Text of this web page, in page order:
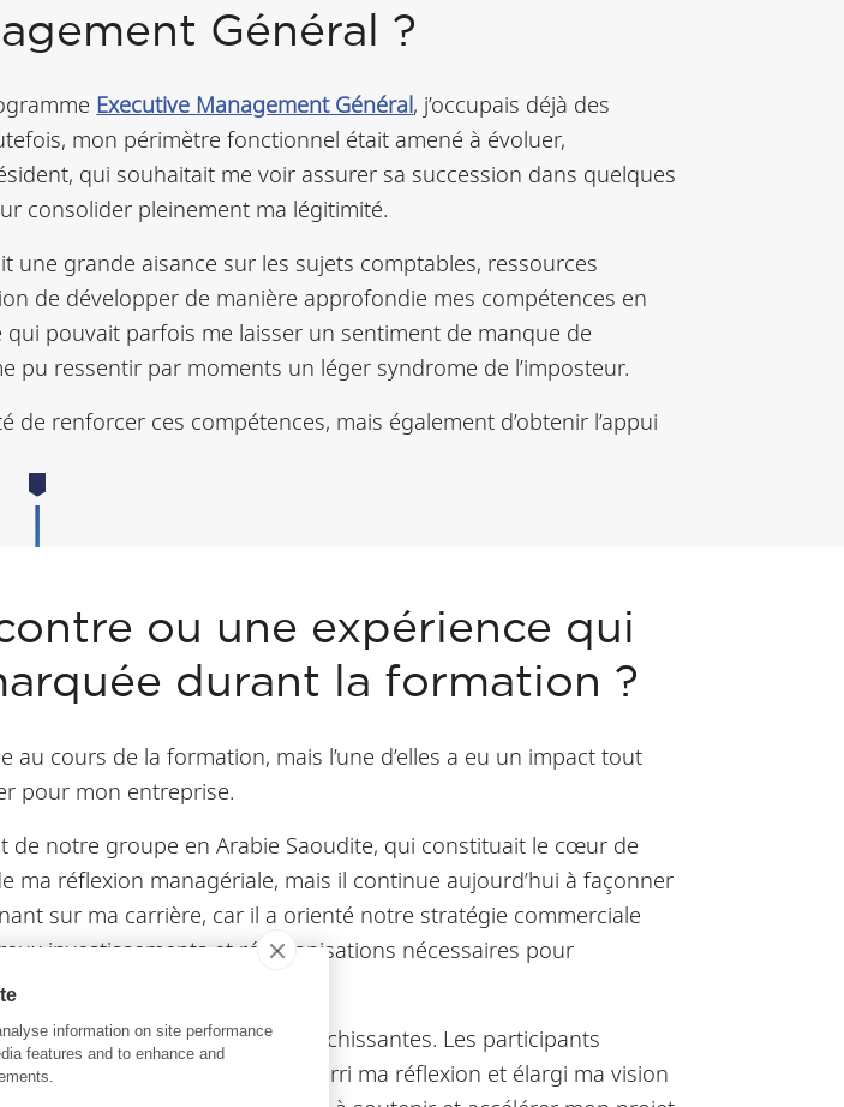
Général ?
Executive Management Général, j’occupais déjà des
mon périmètre fonctionnel était amené à évoluer,
qui souhaitait me voir assurer sa succession dans quelques
consolider pleinement ma légitimité.
grande aisance sur les sujets comptables, ressources
de développer de manière approfondie mes compétences en
pouvait parfois me laisser un sentiment de manque de
pu ressentir par moments un léger syndrome de l’imposteur.
de renforcer ces compétences, mais également d’obtenir l’appui
ou une expérience qui
durant la formation ?
cours de la formation, mais l’une d’elles a eu un impact tout
pour mon entreprise.
de notre groupe en Arabie Saoudite, qui constituait le cœur de
réflexion managériale, mais il continue aujourd’hui à façonner
sur ma carrière, car il a orienté notre stratégie commerciale
investissements et réorganisations nécessaires pour
rencontres extrêmement enrichissantes. Les participants
de la mienne, ont nourri ma réflexion et élargi ma vision
information on site performance
features and to enhance and